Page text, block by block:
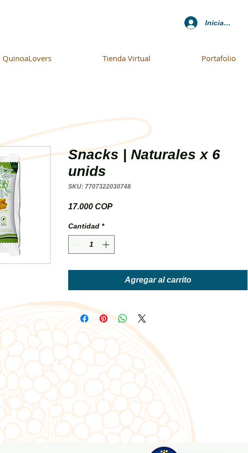
Iniciar sesión
QuinoaLovers Tienda Virtual Portafolio
Snacks | Naturales x 6
unids
SKU: 7707322030748
17.000 COPPrecio
Cantidad *
Agregar al carrito